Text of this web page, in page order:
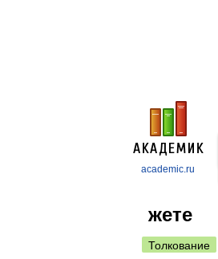
academic.ru
жете
Толкование